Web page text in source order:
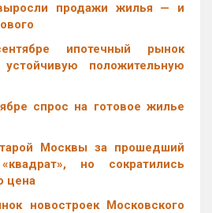
продажи жилья — и
ипотечный рынок
положительную
спрос на готовое жилье
Москвы за прошедший
но сократились
цена
новостроек Московского